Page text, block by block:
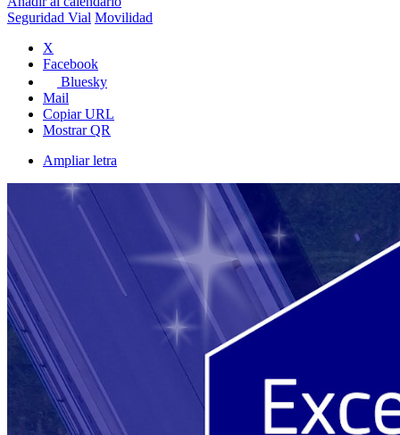
Seguridad Vial Movilidad
X
Facebook
Bluesky
Mail
Copiar URL
Mostrar QR
Ampliar letra